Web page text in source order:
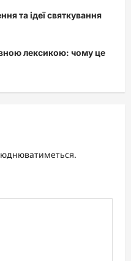
та ідеї святкування
лексикою: чому це